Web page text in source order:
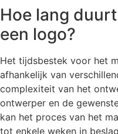
Hoe lang
een logo?
Het tijdsbestek voor het
afhankelijk van
complexiteit van het
ontwerper en de
kan het proces van het
tot enkele weken in